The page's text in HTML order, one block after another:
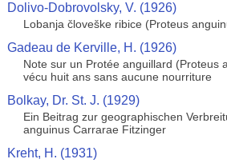
Dolivo-Dobrovolsky, V. (1926)
Lobanja človeške ribice (Proteus
Gadeau de Kerville, H. (1926)
Note sur un Protée anguillard (Proteus
vécu huit ans sans aucune nourriture
Bolkay, Dr. St. J. (1929)
Ein Beitrag zur geographischen
anguinus Carrarae Fitzinger
Kreht, H. (1931)